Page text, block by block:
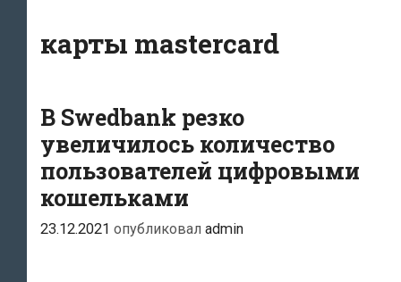
карты mastercard
В Swedbank резко
увеличилось количество
пользователей цифровыми
кошельками
23.12.2021 опубликовал admin